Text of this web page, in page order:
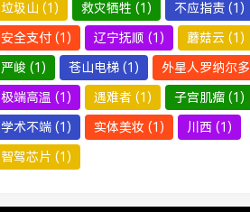
垃圾山 (1) 救灾牺牲 (1) 不应指责 (1)
安全支付 (1) 辽宁抚顺 (1) 蘑菇云 (1)
严峻 (1) 苍山电梯 (1) 外星人罗纳尔多
极端高温 (1) 遇难者 (1) 子宫肌瘤 (1)
学术不端 (1) 实体美妆 (1) 川西 (1)
智驾芯片 (1)